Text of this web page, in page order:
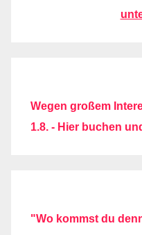
Wegen großem
1.8. - Hier buchen
"Wo kommst du